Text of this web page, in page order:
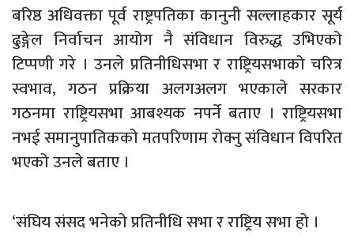
बरिष्ठ अधिवक्ता पूर्व राष्ट्रपतिका कानुनी सल्लाहकार सूर्य
ढुङ्गेल निर्वाचन आयोग नै संविधान विरुद्ध उभिएको
टिप्पणी गरे । उनले प्रतिनीधिसभा र राष्ट्रियसभाको चरित्र
स्वभाव, गठन प्रक्रिया अलगअलग भएकाले सरकार
गठनमा राष्ट्रियसभा आबश्यक नपर्ने बताए । राष्ट्रियसभा
नभई समानुपातिकको मतपरिणाम रोक्नु संविधान विपरित
भएको उनले बताए ।
‘संघिय संसद भनेको प्रतिनीधि सभा र राष्ट्रिय सभा हो ।